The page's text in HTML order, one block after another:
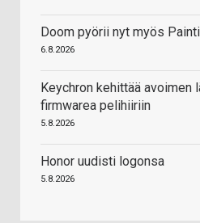
Doom pyörii nyt myös
6.8.2026
Keychron kehittää avoimen
firmwarea pelihiiriin
5.8.2026
Honor uudisti logonsa
5.8.2026